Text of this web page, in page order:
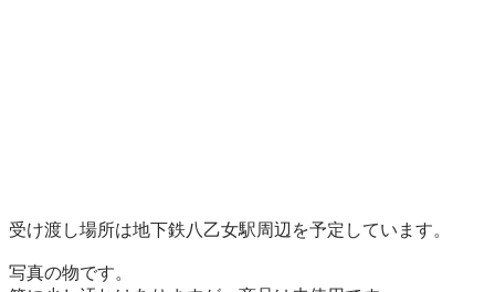
受け渡し場所は地下鉄八乙女駅周辺を予定しています。
写真の物です。